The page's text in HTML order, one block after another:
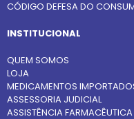
CÓDIGO DEFESA DO
INSTITUCIONAL
QUEM SOMOS
LOJA
MEDICAMENTOS
ASSESSORIA JUDICIAL
ASSISTÊNCIA FARMACÊUTICA